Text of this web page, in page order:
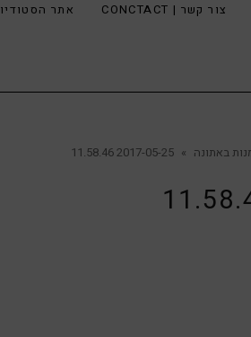
צור קשר | CONCTACT אתר הסטודיו
»
2017-05-25 11.58.46